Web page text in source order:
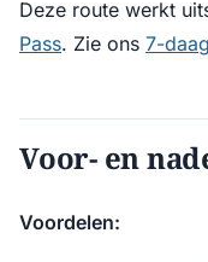
Deze route werkt
Pass. Zie ons 7-
Voor- en
Voordelen: